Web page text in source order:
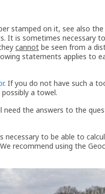
stamped on it, see also the
It is sometimes necessary
cannot be seen from a
statements applies to
. If you do not have such a
a towel.
the answers to the
to be able to
recommend using the